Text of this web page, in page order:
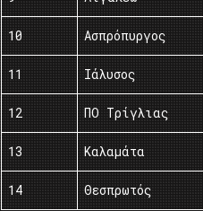
10 Ασπρόπυργος
11 Ιάλυσος
12 ΠΟ Τρίγλιας
13 Καλαμάτα
14 Θεσπρωτός